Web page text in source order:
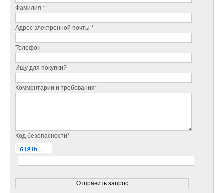
Фамилия *
Адрес электронной почты *
Телефон
Ищу для покупки?
Комментарии и требования*
Код безопасности*